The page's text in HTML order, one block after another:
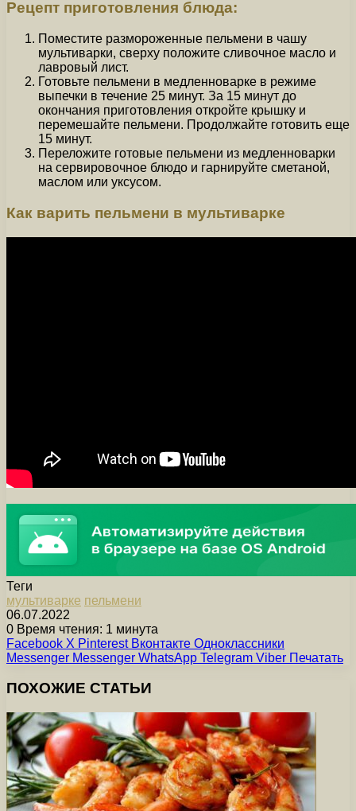
Рецепт приготовления блюда:
Поместите размороженные пельмени в чашу
мультиварки, сверху положите сливочное масло и
лавровый лист.
Готовьте пельмени в медленноварке в режиме
выпечки в течение 25 минут. За 15 минут до
окончания приготовления откройте крышку и
перемешайте пельмени. Продолжайте готовить еще
15 минут.
Переложите готовые пельмени из медленноварки
на сервировочное блюдо и гарнируйте сметаной,
маслом или уксусом.
Как варить пельмени в мультиварке
Теги
мультиварке пельмени
06.07.2022
0 Время чтения: 1 минута
Facebook X Pinterest Вконтакте Одноклассники
Messenger Messenger WhatsApp Telegram Viber Печатать
ПОХОЖИЕ СТАТЬИ